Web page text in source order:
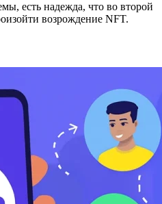
есть надежда, что во второй
возрождение NFT.